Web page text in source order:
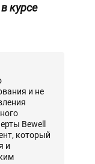
курсе
и не
Bewell
который
и